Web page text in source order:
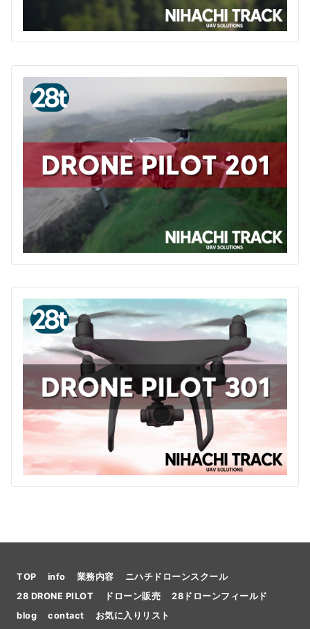
TOP info 業務内容
ニハチドローンスクール
28 DRONE PILOT
ドローン販売
28ドローンフィールド
blog
contact お気に入りリスト